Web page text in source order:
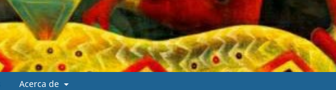
Acerca de